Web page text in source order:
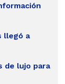
llegó a
de lujo para